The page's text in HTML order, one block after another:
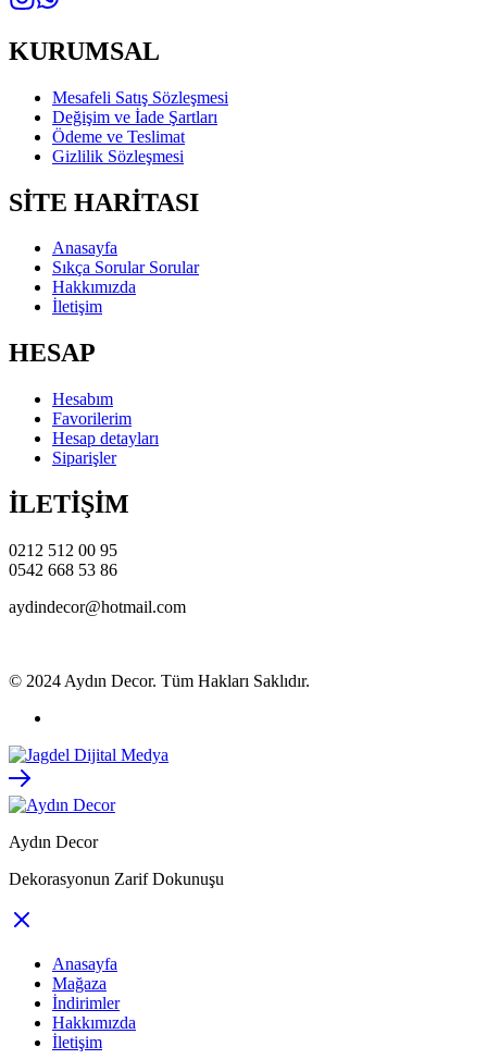
KURUMSAL
Mesafeli Satış Sözleşmesi
Değişim ve İade Şartları
Ödeme ve Teslimat
Gizlilik Sözleşmesi
SİTE HARİTASI
Anasayfa
Sıkça Sorular Sorular
Hakkımızda
İletişim
HESAP
Hesabım
Favorilerim
Hesap detayları
Siparişler
İLETİŞİM
0212 512 00 95
0542 668 53 86
aydindecor@hotmail.com
© 2024 Aydın Decor. Tüm Hakları Saklıdır.
Aydın Decor
Dekorasyonun Zarif Dokunuşu
Anasayfa
Mağaza
İndirimler
Hakkımızda
İletişim